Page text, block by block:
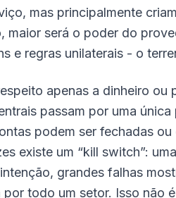
mas principalmente
maior será o poder do
e regras unilaterais - o
apenas a dinheiro ou
passam por uma
podem ser fechadas
existe um “kill switch”:
grandes falhas
todo um setor. Isso não